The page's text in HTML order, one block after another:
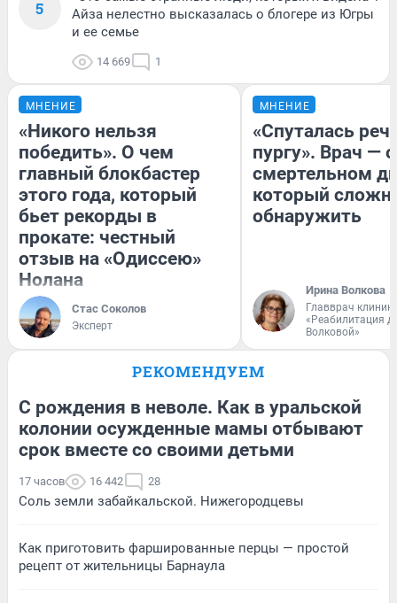
5
Айза нелестно высказалась о блогере из Югры
и ее семье
14 669 1
МНЕНИЕ
«Никого нельзя
победить». О чем
главный блокбастер
этого года, который
бьет рекорды в
прокате: честный
отзыв на «Одиссею»
Нолана
Стас Соколов
Эксперт
МНЕНИЕ
«Спуталась
пургу». Врач — о
смертельном
который
обнаружить
Ирина Волкова
Главврач
«Реабилитация
Волковой»
РЕКОМЕНДУЕМ
С рождения в неволе. Как в уральской
колонии осужденные мамы отбывают
срок вместе со своими детьми
17 часов 16 442 28
Соль земли забайкальской. Нижегородцевы
Как приготовить фаршированные перцы — простой
рецепт от жительницы Барнаула